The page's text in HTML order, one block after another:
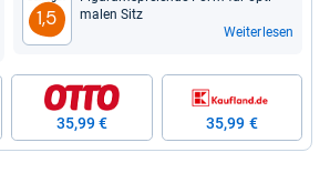
1,5
ma­len Sitz
Weiterlesen
35,99 € 35,99 €